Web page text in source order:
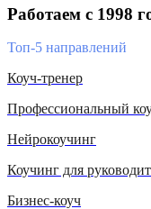
Работаем с 1998
Топ-5 направлений
Коуч-тренер
Профессиональный
Нейрокоучинг
Коучинг для
Бизнес-коуч